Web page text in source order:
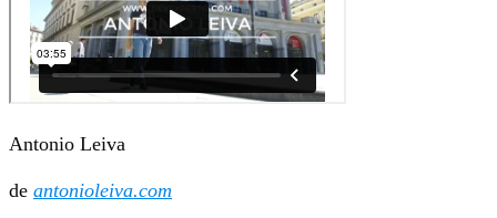
Antonio Leiva
de antonioleiva.com